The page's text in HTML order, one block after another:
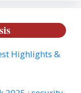
Highlights &